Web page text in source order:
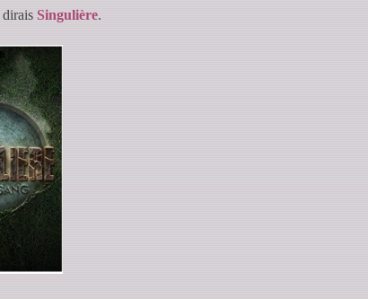
dirais Singulière.